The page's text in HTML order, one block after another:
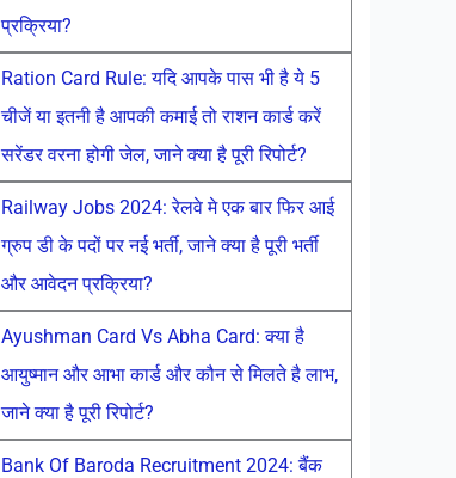
प्रक्रिया?
Ration Card Rule: यदि आपके पास भी है ये 5
चीजें या इतनी है आपकी कमाई तो राशन कार्ड करें
सरेंडर वरना होगी जेल, जाने क्या है पूरी रिपोर्ट?
Railway Jobs 2024: रेलवे मे एक बार फिर आई
ग्रुप डी के पदों पर नई भर्ती, जाने क्या है पूरी भर्ती
और आवेदन प्रक्रिया?
Ayushman Card Vs Abha Card: क्या है
आयुष्मान और आभा कार्ड और कौन से मिलते है लाभ,
जाने क्या है पूरी रिपोर्ट?
Bank Of Baroda Recruitment 2024: बैंक